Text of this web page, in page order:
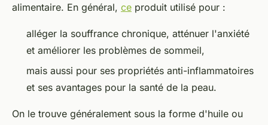
alimentaire. En général, ce produit utilisé pour :
alléger la souffrance chronique, atténuer l'anxiété
et améliorer les problèmes de sommeil,
mais aussi pour ses propriétés anti-inflammatoires
et ses avantages pour la santé de la peau.
On le trouve généralement sous la forme d'huile ou